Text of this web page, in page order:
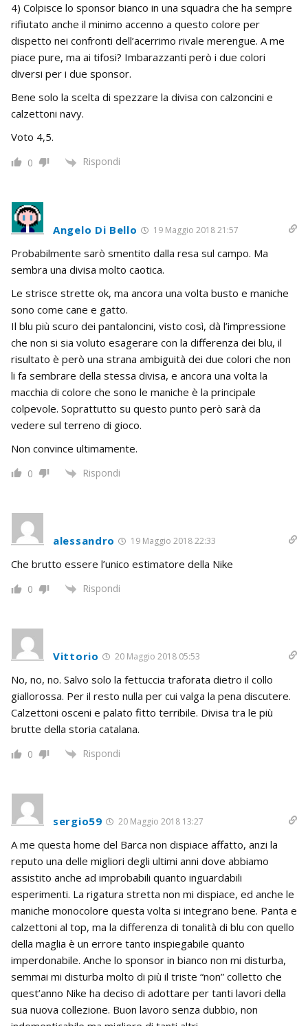
4) Colpisce lo sponsor bianco in una squadra che ha sempre
rifiutato anche il minimo accenno a questo colore per
dispetto nei confronti dell’acerrimo rivale merengue. A me
piace pure, ma ai tifosi? Imbarazzanti però i due colori
diversi per i due sponsor.
Bene solo la scelta di spezzare la divisa con calzoncini e
calzettoni navy.
Voto 4,5.
0 Rispondi
Angelo Di Bello 19 Maggio 2018 21:57
Probabilmente sarò smentito dalla resa sul campo. Ma
sembra una divisa molto caotica.
Le strisce strette ok, ma ancora una volta busto e maniche
sono come cane e gatto.
Il blu più scuro dei pantaloncini, visto così, dà l’impressione
che non si sia voluto esagerare con la differenza dei blu, il
risultato è però una strana ambiguità dei due colori che non
li fa sembrare della stessa divisa, e ancora una volta la
macchia di colore che sono le maniche è la principale
colpevole. Soprattutto su questo punto però sarà da
vedere sul terreno di gioco.
Non convince ultimamente.
0 Rispondi
alessandro 19 Maggio 2018 22:33
Che brutto essere l’unico estimatore della Nike
0 Rispondi
Vittorio 20 Maggio 2018 05:53
No, no, no. Salvo solo la fettuccia traforata dietro il collo
giallorossa. Per il resto nulla per cui valga la pena discutere.
Calzettoni osceni e palato fitto terribile. Divisa tra le più
brutte della storia catalana.
0 Rispondi
sergio59 20 Maggio 2018 13:27
A me questa home del Barca non dispiace affatto, anzi la
reputo una delle migliori degli ultimi anni dove abbiamo
assistito anche ad improbabili quanto inguardabili
esperimenti. La rigatura stretta non mi dispiace, ed anche le
maniche monocolore questa volta si integrano bene. Panta e
calzettoni al top, ma la differenza di tonalità di blu con quello
della maglia è un errore tanto inspiegabile quanto
imperdonabile. Anche lo sponsor in bianco non mi disturba,
semmai mi disturba molto di più il triste “non” colletto che
quest’anno Nike ha deciso di adottare per tanti lavori della
sua nuova collezione. Buon lavoro senza dubbio, non